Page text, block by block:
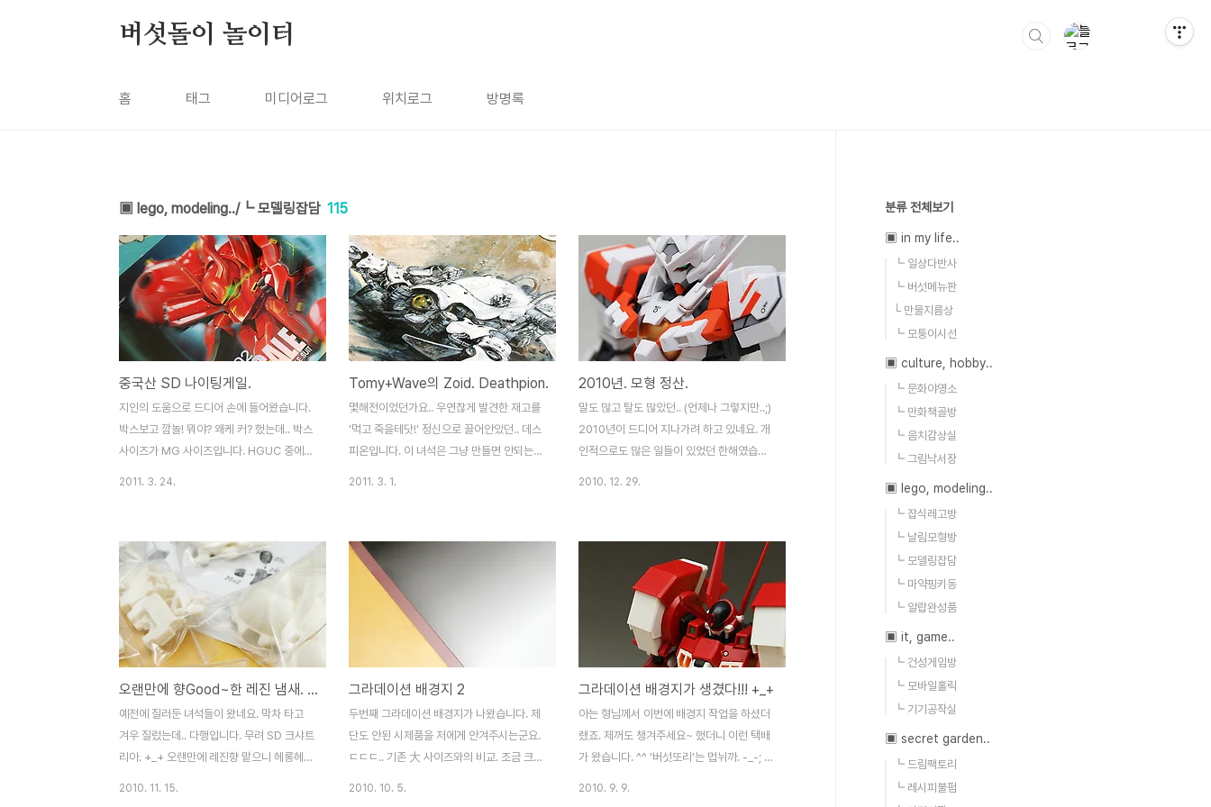
버섯돌이 놀이터
홈 태그 미디어로그 위치로그 방명록
▣ lego, modeling../┗ 모델링잡담 115
중국산 SD 나이팅게일.
지인의 도움으로 드디어 손에 들어왔습니다.
박스보고 깜놀! 뭐야? 왜케 커? 했는데.. 박스
사이즈가 MG 사이즈입니다. HGUC 중에서
@_@ 레진과 짬뽕해줄 생각으로 사긴 했는
데.. 어찌 만들게 될지.. -ㅅ-;; 구성은 매우 알
찹니다. 박스 크기는 약간 오버한 듯 하지만,
패키지는 잘 만들어 놨네요. 메뉴얼도 멋들어
지군요. 일단 가조나 한번 해봐야겠습니다.
^^
2011. 3. 24.
Tomy+Wave의 Zoid. Deathpion.
몇해전이었던가요.. 우연찮게 발견한 재고를
'먹고 죽을테닷!' 정신으로 끌어안았던.. 데스
피온입니다. 이 녀석은 그냥 만들면 안되는
서 레드혼과 더불어 가장 좋아하는 양대산맥
입니다. ^^
2011. 3. 1.
2010년. 모형 정산.
말도 많고 탈도 많았던.. (언제나 그렇지만..;)
2010년이 드디어 지나가려 하고 있네요. 개
인적으로도 많은 일들이 있었던 한해였습니
나서 계속 서팩3가 안깔리는 증상으로 또또
샵 설치를 못하고 있습니다. ㅜ_ㅜ 또 밀어야
하나.. ㅠ_ㅠ [완성] GNY-001 Gundam
ASTRAEA 2010년 3월. 버섯의 2010년
개시작이자 오랜만의 복귀작이었던 아스트레
아. 그냥.. 아스트레아는 검이지! 오렌지컬러
로! 포인트 넣어서! 라는 생각들이 집합된 결
과물 되겠습니다. ^^; 인간도 아닌 물고기 한
마리가 집요하게 탐냈었는데 요즘..
2010. 12. 29.
오랜만에 향Good~한 레진 냄새. SD 크샤트리아+하이뉴
예전에 질러둔 녀석들이 왔네요. 막차 타고
겨우 질렀는데.. 다행입니다. 무려 SD 크샤트
리아. +_+ 오랜만에 레진향 맡으니 헤롱헤롱
2010. 11. 15.
그라데이션 배경지 2
두번째 그라데이션 배경지가 나왔습니다. 제
단도 안된 시제품을 저에게 안겨주시는군요.
ㄷㄷㄷ.. 기존 大 사이즈와의 비교. 조금 크기
2010. 10. 5.
그라데이션 배경지가 생겼다!!! +_+
아는 형님께서 이번에 배경지 작업을 하셨더
랬죠. 제꺼도 챙겨주세요~ 했더니 이런 택배
가 왔습니다. ^^ '버섯또리'는 멉뉘까. -_-; 지
2010. 9. 9.
분류 전체보기
▣ in my life..
┗ 일상다반사
┗ 버섯메뉴판
└ 만물지름상
┗ 모퉁이시선
▣ culture, hobby..
┗ 문화야영소
┗ 만화책골방
┗ 음치감상실
┗ 그림낙서장
▣ lego, modeling..
┗ 잡식레고방
┗ 날림모형방
┗ 모델링잡담
┗ 마약핑키동
┗ 알랍완성품
▣ it, game..
┗ 건성게임방
┗ 모바일홀릭
┗ 기기공작실
▣ secret garden..
┗ 드림팩토리
┗ 레시피불펌